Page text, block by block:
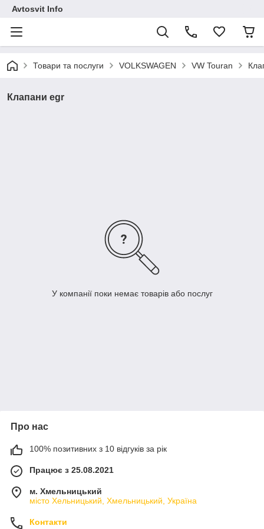
Avtosvit Info
Товари та послуги VOLKSWAGEN VW Touran
Клапани egr
У компанії поки немає товарів або послуг
Про нас
100% позитивних з 10 відгуків за рік
Працює з 25.08.2021
м. Хмельницький
місто Хельницький, Хмельницький, Україна
Контакти